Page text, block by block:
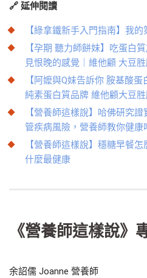
🔗 延伸閱讀
【綠拿鐵新手入門指南】我
【孕期 聽力師餅妹】吃蛋白
見恨晚的感覺｜維他顧 大豆
【阿嬤與Q妹告訴你 胺基酸
純素蛋白質品牌 維他顧大豆
【營養師這樣說】哈佛研究
管疾病風險，營養師教你健康
【營養師這樣說】穩糖早餐
什麼最健康
《營養師這樣說》
余詔儒 Joanne 營養師